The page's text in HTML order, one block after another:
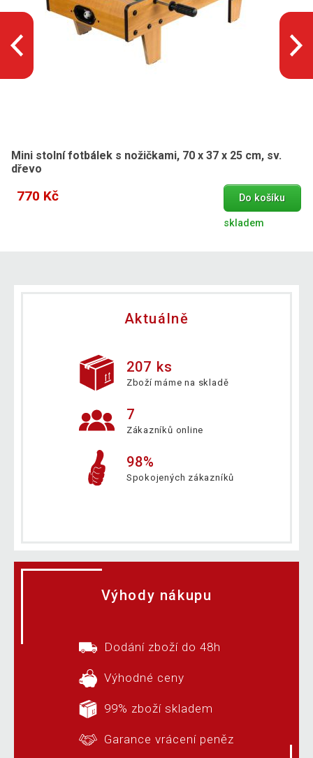
Mini stolní fotbálek s nožičkami, 70 x 37 x 25 cm, sv.
dřevo
770 Kč Do košíku
skladem
Aktuálně
207 ks
Zboží máme na skladě
7
Zákazníků online
98%
Spokojených zákazníků
Výhody nákupu
Dodání zboží do 48h
Výhodné ceny
99% zboží skladem
Garance vrácení peněz